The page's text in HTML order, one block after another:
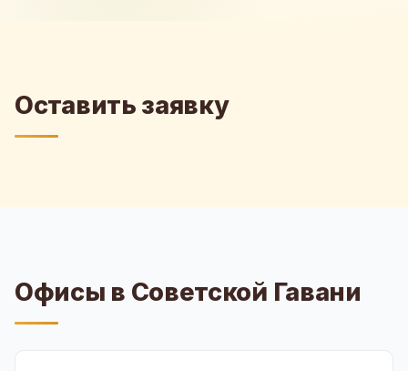
Оставить заявку
Офисы в Советской Гавани